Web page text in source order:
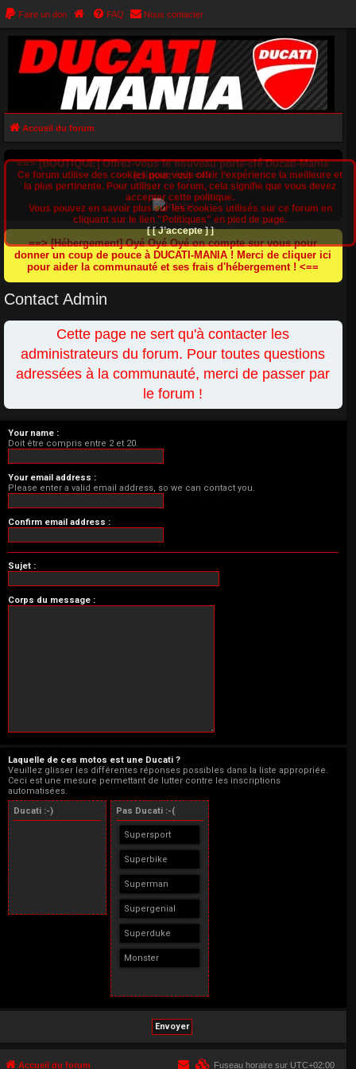
Faire un don FAQ Nous contacter
Accueil du forum
==> [BOUTIQUE] Offrez-vous le nouveau porte-clé Ducati-Mania
(cliquez ici) <==
==> [Hébergement] Oyé Oyé Oyé on compte sur vous pour
donner un coup de pouce à DUCATI-MANIA ! Merci de cliquer ici
pour aider la communauté et ses frais d'hébergement ! <==
Contact Admin
Cette page ne sert qu'à contacter les
administrateurs du forum. Pour toutes questions
adressées à la communauté, merci de passer par
le forum !
Your name :
Doit être compris entre 2 et 20.
Your email address :
Please enter a valid email address, so we can contact you.
Confirm email address :
Sujet :
Corps du message :
Laquelle de ces motos est une Ducati ?
Veuillez glisser les différentes réponses possibles dans la liste appropriée.
Ceci est une mesure permettant de lutter contre les inscriptions
automatisées.
Ducati :-)
Pas Ducati :-(
Supersport
Superbike
Superman
Supergenial
Superduke
Monster
Ce forum utilise des cookies pour vous offrir l‘expérience la meilleure et
la plus pertinente. Pour utiliser ce forum, cela signifie que vous devez
accepter cette politique.
Vous pouvez en savoir plus sur les cookies utilisés sur ce forum en
cliquant sur le lien "Politiques" en pied de page.
[ [ J’accepte ] ]
Accueil du forum Fuseau horaire sur UTC+02:00